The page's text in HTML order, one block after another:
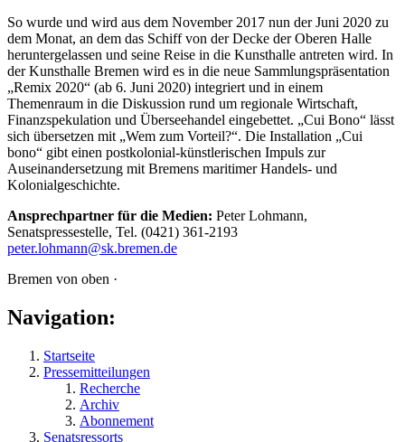
So wurde und wird aus dem November 2017 nun der Juni 2020 zu
dem Monat, an dem das Schiff von der Decke der Oberen Halle
heruntergelassen und seine Reise in die Kunsthalle antreten wird. In
der Kunsthalle Bremen wird es in die neue Sammlungspräsentation
„Remix 2020“ (ab 6. Juni 2020) integriert und in einem
Themenraum in die Diskussion rund um regionale Wirtschaft,
Finanzspekulation und Überseehandel eingebettet. „Cui Bono“ lässt
sich übersetzen mit „Wem zum Vorteil?“. Die Installation „Cui
bono“ gibt einen postkolonial-künstlerischen Impuls zur
Auseinandersetzung mit Bremens maritimer Handels- und
Kolonialgeschichte.
Ansprechpartner für die Medien: Peter Lohmann,
Senatspressestelle, Tel. (0421) 361-2193
peter.lohmann@sk.bremen.de
Bremen von oben ·
Navigation:
Startseite
Pressemitteilungen
Recherche
Archiv
Abonnement
Senatsressorts